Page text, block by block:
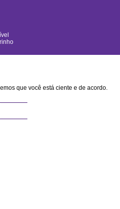
que você está ciente e de acordo.